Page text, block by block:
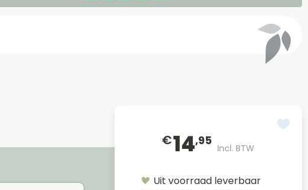
€14,95
Incl. BTW
Uit voorraad leverbaar